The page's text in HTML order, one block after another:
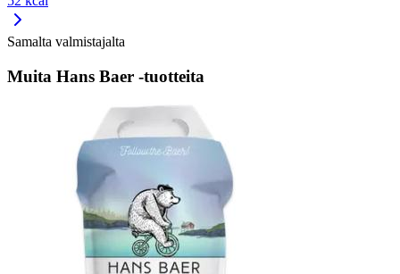
Samalta valmistajalta
Muita Hans Baer -tuotteita